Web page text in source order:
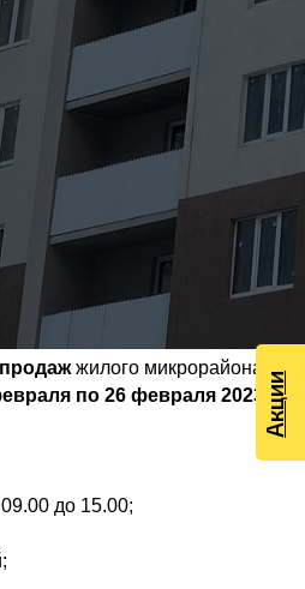
Акции
жилого микрорайона
по 26 февраля 2023г.
до 15.00;